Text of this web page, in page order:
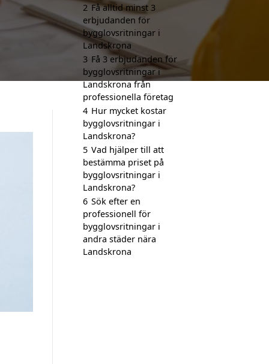
2 Få alltid minst 3
erbjudanden för
bygglovsritningar i
Landskrona
3 Få 3 erbjudanden för
bygglovsritningar i
Landskrona från
professionella företag
4 Hur mycket kostar
bygglovsritningar i
Landskrona?
5 Vad hjälper till att
bestämma priset på
bygglovsritningar i
Landskrona?
6 Sök efter en
professionell för
bygglovsritningar i
andra städer nära
Landskrona